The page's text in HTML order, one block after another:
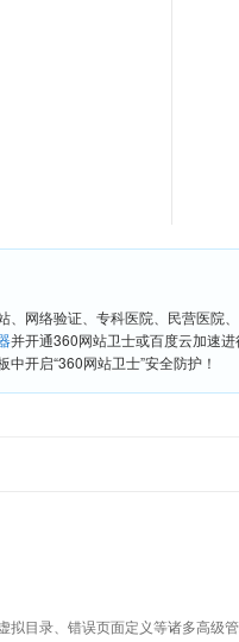
网络验证、专科医院、民营医院
并开通360网站卫士或百度云加速进
开启“360网站卫士”安全防护！
拟目录、错误页面定义等诸多高级